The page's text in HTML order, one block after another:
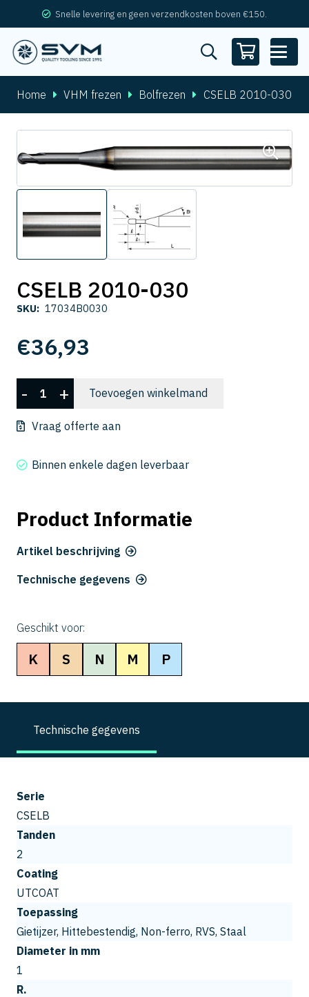
Snelle levering en geen verzendkosten boven €150.
Home VHM frezen Bolfrezen CSELB 2010-030
CSELB 2010-030
SKU: 17034B0030
€36,93
CSELB
2010-
030
- + Toevoegen winkelmand
Vraag offerte aan
Binnen enkele dagen leverbaar
Product Informatie
Artikel beschrijving
Technische gegevens
Geschikt voor:
K S N M P
Technische gegevens
Serie
CSELB
Tanden
2
Coating
UTCOAT
Toepassing
Gietijzer, Hittebestendig, Non-ferro, RVS, Staal
Diameter in mm
1
R.